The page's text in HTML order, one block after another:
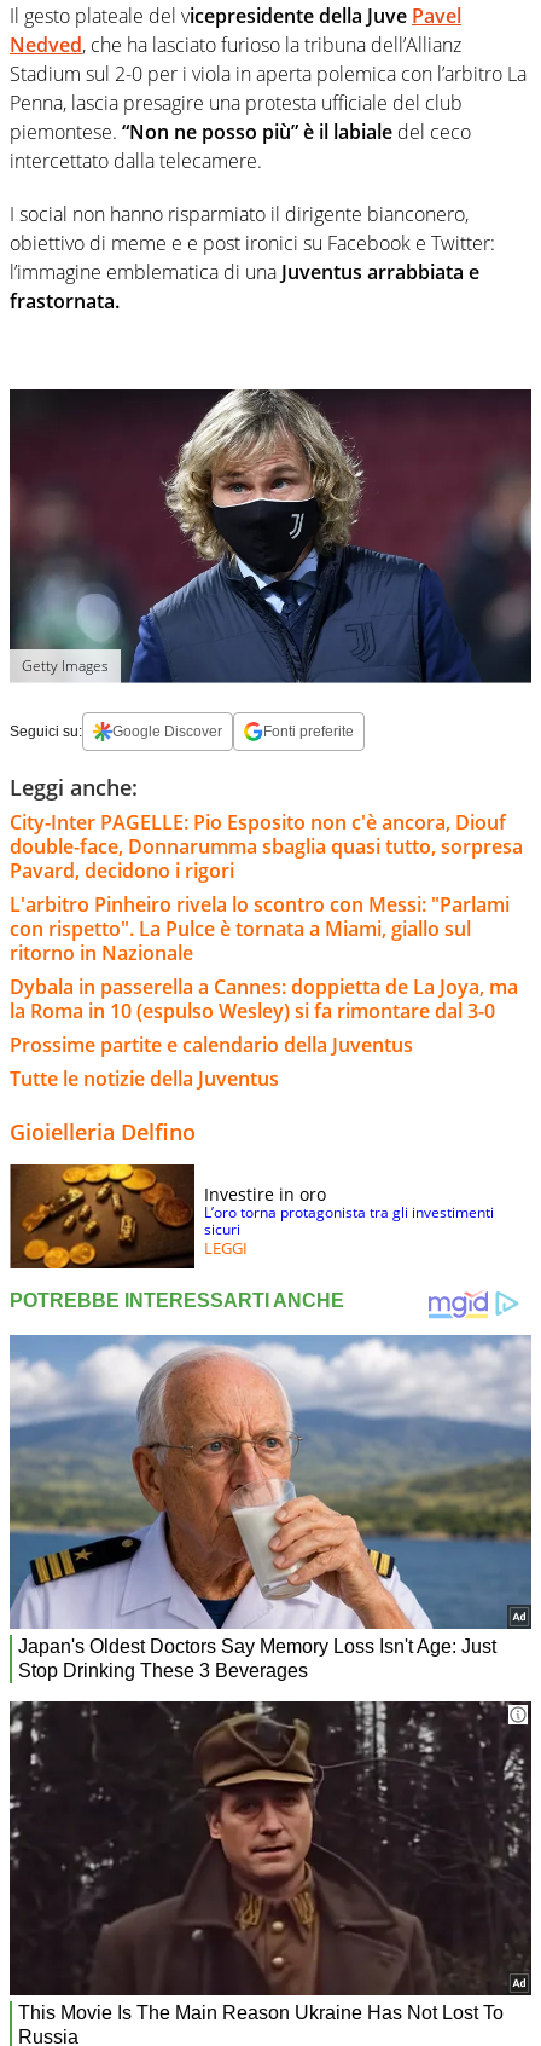
Il gesto plateale del vicepresidente della Juve Pavel
Nedved, che ha lasciato furioso la tribuna dell’Allianz
Stadium sul 2-0 per i viola in aperta polemica con l’arbitro La
Penna, lascia presagire una protesta ufficiale del club
piemontese. “Non ne posso più” è il labiale del ceco
intercettato dalla telecamere.
I social non hanno risparmiato il dirigente bianconero,
obiettivo di meme e e post ironici su Facebook e Twitter:
l’immagine emblematica di una Juventus arrabbiata e
frastornata.
Getty Images
Seguici su: Google Discover Fonti preferite
Leggi anche:
City-Inter PAGELLE: Pio Esposito non c'è ancora, Diouf
double-face, Donnarumma sbaglia quasi tutto, sorpresa
Pavard, decidono i rigori
L'arbitro Pinheiro rivela lo scontro con Messi: "Parlami
con rispetto". La Pulce è tornata a Miami, giallo sul
ritorno in Nazionale
Dybala in passerella a Cannes: doppietta de La Joya, ma
la Roma in 10 (espulso Wesley) si fa rimontare dal 3-0
Prossime partite e calendario della Juventus
Tutte le notizie della Juventus
Gioielleria Delfino
Investire in oro
L’oro torna protagonista tra gli investimenti
sicuri
LEGGI